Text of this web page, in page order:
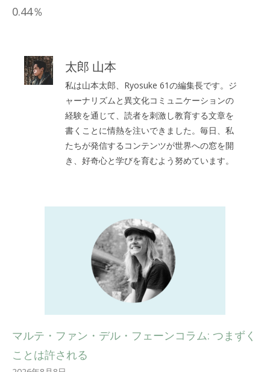
0.44％
太郎 山本
私は山本太郎、Ryosuke 61の編集長です。ジ
ャーナリズムと異文化コミュニケーションの
経験を通じて、読者を刺激し教育する文章を
書くことに情熱を注いできました。毎日、私
たちが発信するコンテンツが世界への窓を開
き、好奇心と学びを育むよう努めています。
マルテ・ファン・デル・フェーンコラム: つまずく
ことは許される